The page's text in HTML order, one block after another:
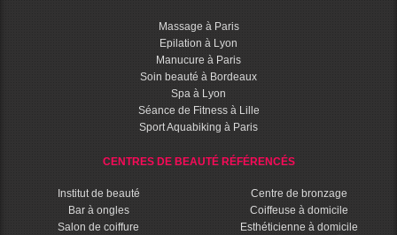
Massage à Paris
Epilation à Lyon
Manucure à Paris
Soin beauté à Bordeaux
Spa à Lyon
Séance de Fitness à Lille
Sport Aquabiking à Paris
CENTRES DE BEAUTÉ RÉFÉRENCÉS
Institut de beauté
Bar à ongles
Salon de coiffure
Centre de bronzage
Coiffeuse à domicile
Esthéticienne à domicile